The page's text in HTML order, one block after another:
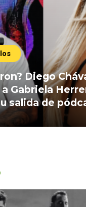
Diego
Gabriela
salida de